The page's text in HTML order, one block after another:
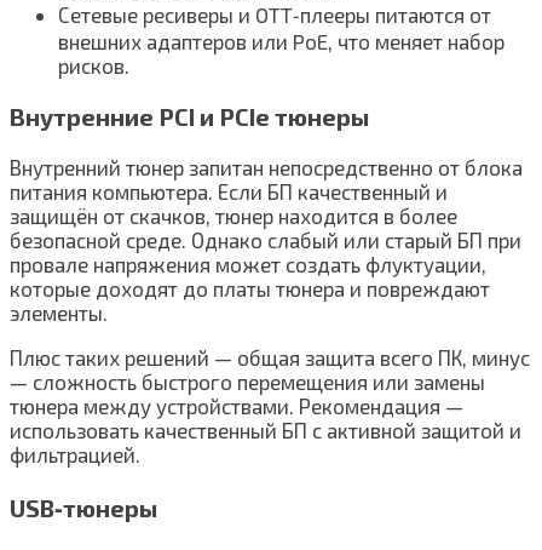
Сетевые ресиверы и OTT‑плееры питаются от
внешних адаптеров или PoE, что меняет набор
рисков.
Внутренние PCI и PCIe тюнеры
Внутренний тюнер запитан непосредственно от блока
питания компьютера. Если БП качественный и
защищён от скачков, тюнер находится в более
безопасной среде. Однако слабый или старый БП при
провале напряжения может создать флуктуации,
которые доходят до платы тюнера и повреждают
элементы.
Плюс таких решений — общая защита всего ПК, минус
— сложность быстрого перемещения или замены
тюнера между устройствами. Рекомендация —
использовать качественный БП с активной защитой и
фильтрацией.
USB‑тюнеры